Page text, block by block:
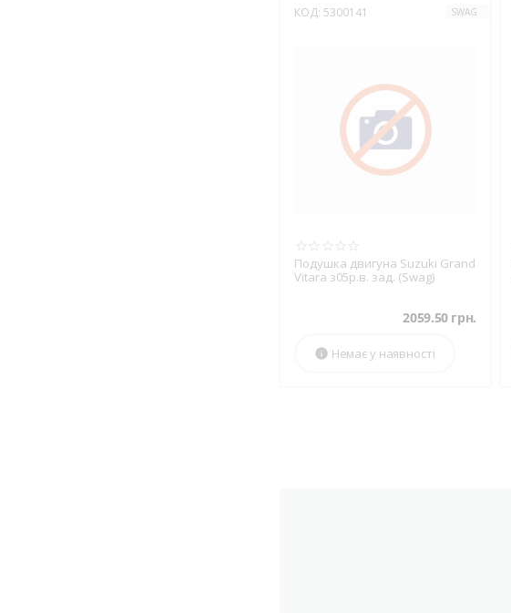
КОД: 5300141 SWAG
Подушка двигуна Suzuki Grand
Vitara з05р.в. зад. (Swag)
2059.50 грн.
Немає у наявності
